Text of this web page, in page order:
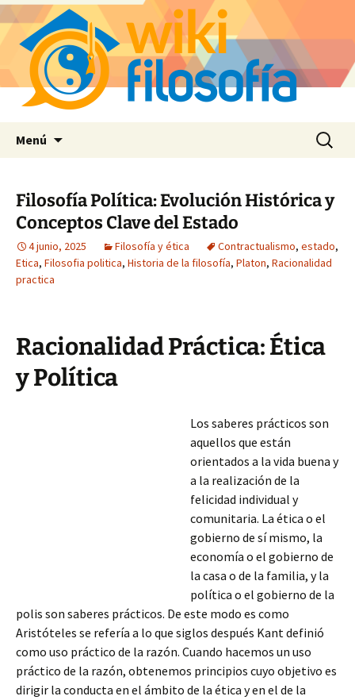
Menú Buscar:
Filosofía Política: Evolución Histórica y
Conceptos Clave del Estado
4 junio, 2025 Filosofía y ética Contractualismo, estado,
Etica, Filosofia politica, Historia de la filosofía, Platon, Racionalidad
practica
Racionalidad Práctica: Ética
y Política
Los saberes prácticos son
aquellos que están
orientados a la vida buena y
a la realización de la
felicidad individual y
comunitaria. La ética o el
gobierno de sí mismo, la
economía o el gobierno de
la casa o de la familia, y la
política o el gobierno de la
polis son saberes prácticos. De este modo es como
Aristóteles se refería a lo que siglos después Kant definió
como uso práctico de la razón. Cuando hacemos un uso
práctico de la razón, obtenemos principios cuyo objetivo es
dirigir la conducta en el ámbito de la ética y en el de la